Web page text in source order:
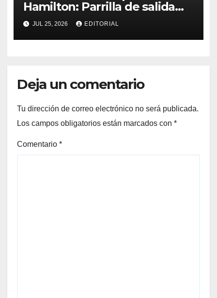
Hamilton: Parrilla de salida
del Gran Premio de Hungría
2026
JUL 25, 2026 EDITORIAL
Deja un comentario
Tu dirección de correo electrónico no será publicada.
Los campos obligatorios están marcados con *
Comentario *